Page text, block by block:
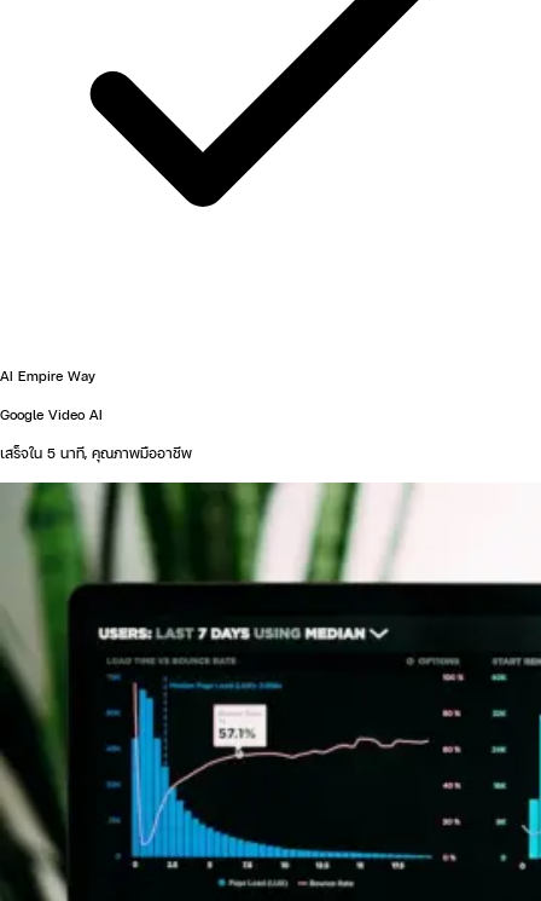
AI Empire Way
Google Video AI
เสร็จใน 5 นาที, คุณภาพมืออาชีพ